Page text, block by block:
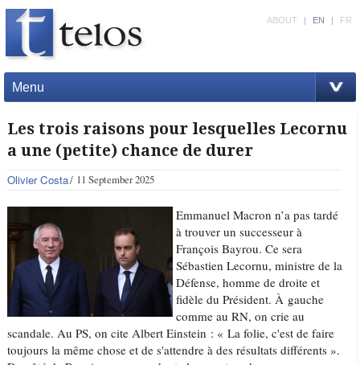
Menu
ABOUT | EN | FR
Les trois raisons pour lesquelles Lecornu
a une (petite) chance de durer
Olivier Costa 11 September 2025
Emmanuel Macron n’a pas tardé
à trouver un successeur à
François Bayrou. Ce sera
Sébastien Lecornu, ministre de la
Défense, homme de droite et
fidèle du Président. À gauche
comme au RN, on crie au
scandale. Au PS, on cite Albert Einstein : « La folie, c'est de faire
toujours la même chose et de s'attendre à des résultats différents ».